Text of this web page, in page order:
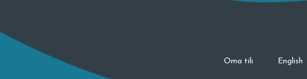
Oma tili English